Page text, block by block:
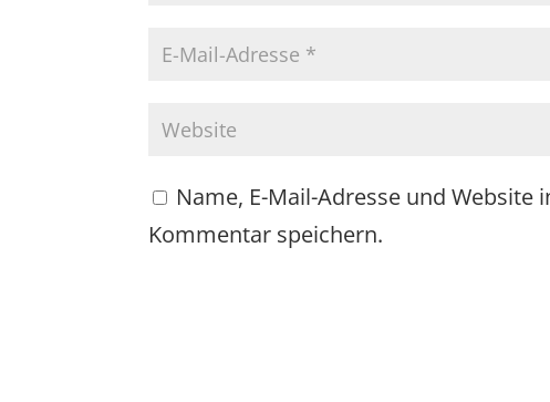
Name, E-Mail-Adresse und
Kommentar speichern.